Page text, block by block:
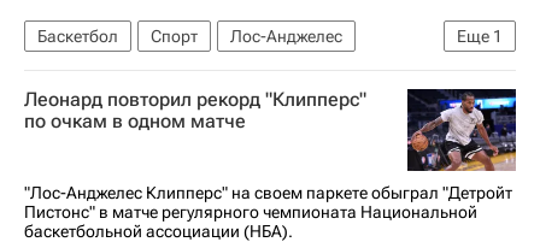
Еще 1
Баскетбол Спорт
Лос-Анджелес
Кавай Леонард
Леонард повторил рекорд "Клипперс"
по очкам в одном матче
"Лос-Анджелес Клипперс" на своем паркете обыграл "Детройт
Пистонс" в матче регулярного чемпионата Национальной
баскетбольной ассоциации (НБА).